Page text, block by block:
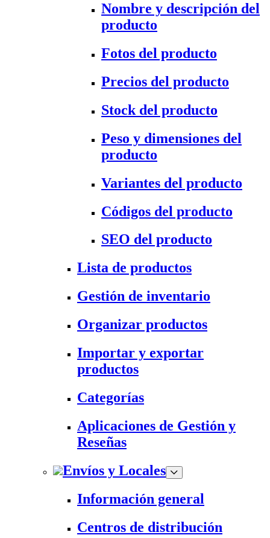
Nombre y descripción del
producto
Fotos del producto
Precios del producto
Stock del producto
Peso y dimensiones del
producto
Variantes del producto
Códigos del producto
SEO del producto
Lista de productos
Gestión de inventario
Organizar productos
Importar y exportar
productos
Categorías
Aplicaciones de Gestión y
Reseñas
Envíos y Locales
Información general
Centros de distribución